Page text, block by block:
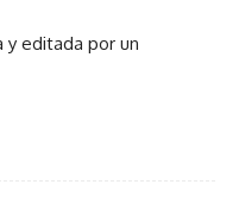
y editada por un